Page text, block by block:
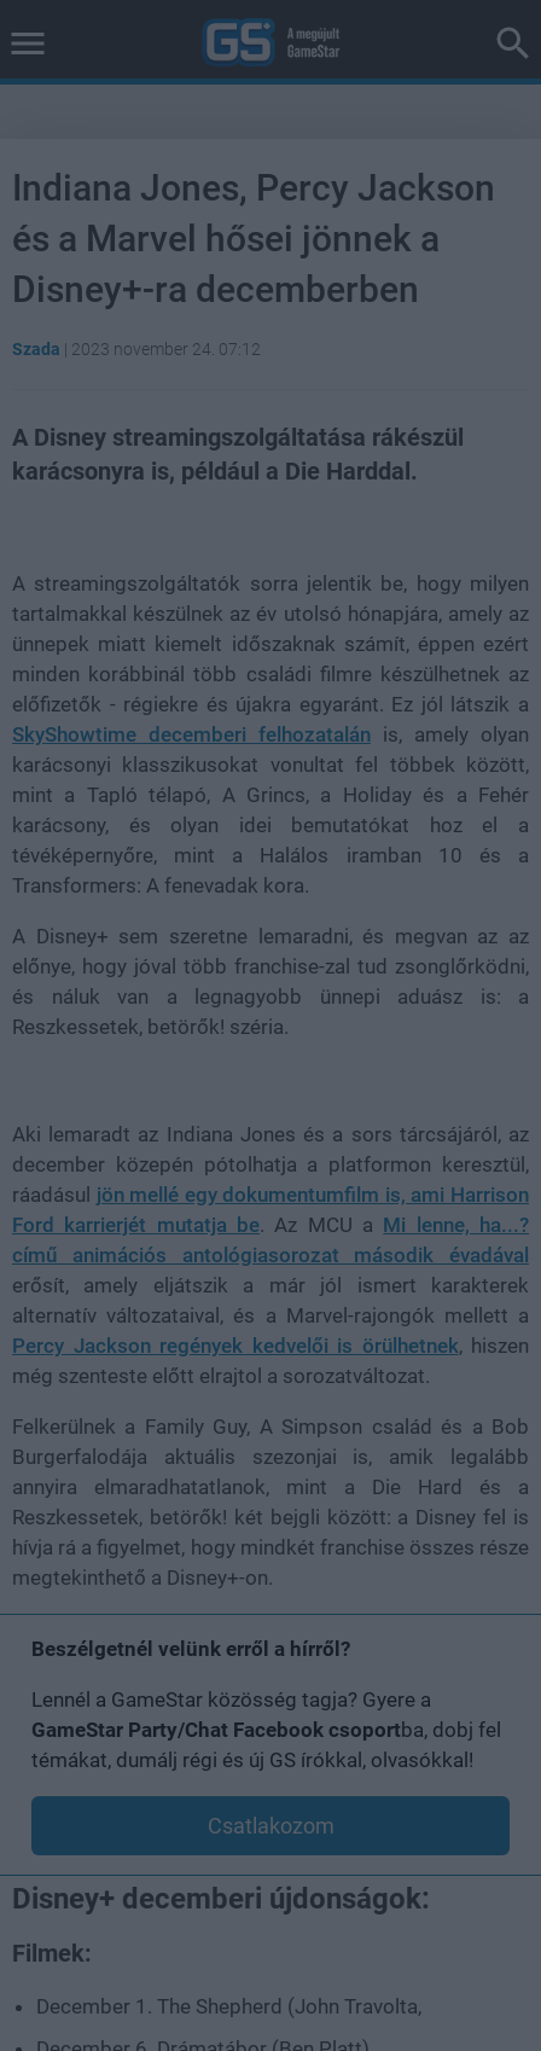
Indiana Jones, Percy Jackson
és a Marvel hősei jönnek a
Disney+-ra decemberben
Szada | 2023 november 24. 07:12
A Disney streamingszolgáltatása rákészül
karácsonyra is, például a Die Harddal.
A streamingszolgáltatók sorra jelentik be, hogy milyen
tartalmakkal készülnek az év utolsó hónapjára, amely az
ünnepek miatt kiemelt időszaknak számít, éppen ezért
minden korábbinál több családi filmre készülhetnek az
előfizetők - régiekre és újakra egyaránt. Ez jól látszik a
SkyShowtime decemberi felhozatalán is, amely olyan
karácsonyi klasszikusokat vonultat fel többek között,
mint a Tapló télapó, A Grincs, a Holiday és a Fehér
karácsony, és olyan idei bemutatókat hoz el a
tévéképernyőre, mint a Halálos iramban 10 és a
Transformers: A fenevadak kora.
A Disney+ sem szeretne lemaradni, és megvan az az
előnye, hogy jóval több franchise-zal tud zsonglőrködni,
és náluk van a legnagyobb ünnepi aduász is: a
Reszkessetek, betörők! széria.
Aki lemaradt az Indiana Jones és a sors tárcsájáról, az
december közepén pótolhatja a platformon keresztül,
ráadásul jön mellé egy dokumentumfilm is, ami Harrison
Ford karrierjét mutatja be. Az MCU a Mi lenne, ha...?
című animációs antológiasorozat második évadával
erősít, amely eljátszik a már jól ismert karakterek
alternatív változataival, és a Marvel-rajongók mellett a
Percy Jackson regények kedvelői is örülhetnek, hiszen
még szenteste előtt elrajtol a sorozatváltozat.
Felkerülnek a Family Guy, A Simpson család és a Bob
Burgerfalodája aktuális szezonjai is, amik legalább
annyira elmaradhatatlanok, mint a Die Hard és a
Reszkessetek, betörők! két bejgli között: a Disney fel is
hívja rá a figyelmet, hogy mindkét franchise összes része
megtekinthető a Disney+-on.
Beszélgetnél velünk erről a hírről?
Lennél a GameStar közösség tagja? Gyere a
GameStar Party/Chat Facebook csoportba, dobj fel
témákat, dumálj régi és új GS írókkal, olvasókkal!
Csatlakozom
Disney+ decemberi újdonságok:
Filmek:
December 1. The Shepherd (John Travolta,